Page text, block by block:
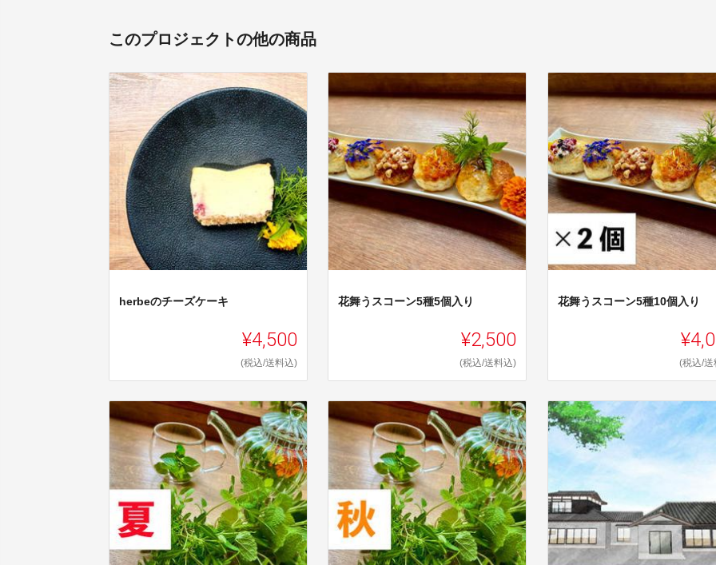
このプロジェクトの他の商品
herbeのチーズケーキ
¥4,500
(税込/送料込)
花舞うスコーン5種5個入り
¥2,500
(税込/送料込)
花舞うスコーン5種10個入り
(税込/送